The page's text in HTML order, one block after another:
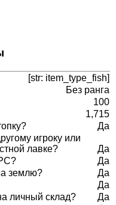
[str: item_type_fish]
Без ранга
100
1,715
Да
игроку или
лавке?
Да
Да
землю?
Да
Да
личный склад?
Да